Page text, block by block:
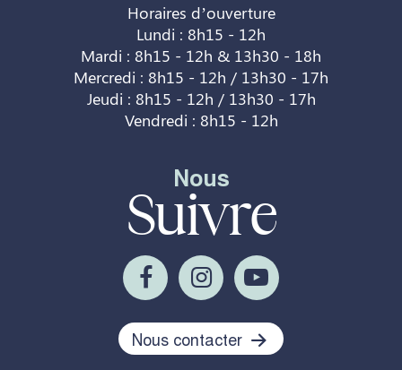
Horaires d’ouverture
Lundi : 8h15 - 12h
Mardi : 8h15 - 12h & 13h30 - 18h
Mercredi : 8h15 - 12h / 13h30 - 17h
Jeudi : 8h15 - 12h / 13h30 - 17h
Vendredi : 8h15 - 12h
Nous
Suivre
Nous contacter